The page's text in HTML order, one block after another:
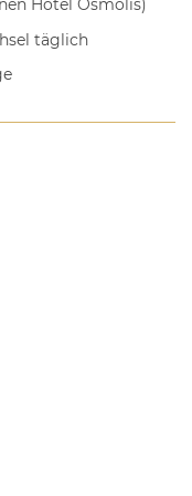
Hotel Osmolis)
täglich